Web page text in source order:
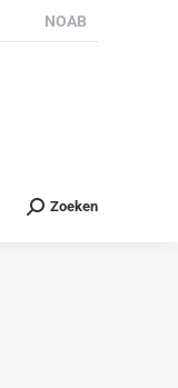
NOAB
Zoeken
Zoeken